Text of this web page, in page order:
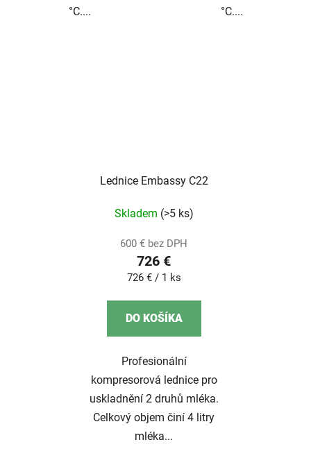
°C....
°C....
Lednice Embassy C22
Skladem (>5 ks)
600 € bez DPH
726 €
Jednotková
726 € / 1 ks
DO KOŠÍKA
Profesionální
kompresorová lednice pro
uskladnění 2 druhů mléka.
Celkový objem činí 4 litry
mléka...